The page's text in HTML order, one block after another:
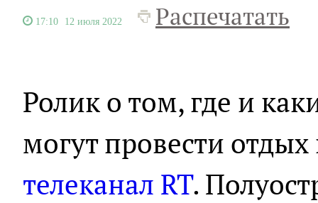
17:10 12 июля 2022 Распечатать
Ролик о том, где и
могут провести
телеканал RT.